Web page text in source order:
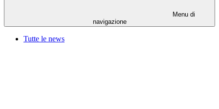
Menu di
navigazione
Tutte le news